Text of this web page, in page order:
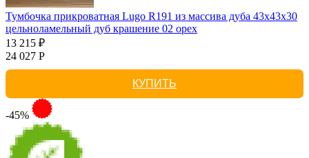
Тумбочка прикроватная Lugo R191 из массива дуба 43х43х30
цельноламельный дуб крашение 02 орех
13 215 ₽
24 027 Р
КУПИТЬ
-45%